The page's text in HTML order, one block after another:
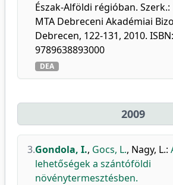
Észak-Alföldi régióban. Szerk.:
MTA Debreceni Akadémiai
Debrecen, 122-131, 2010. ISBN:
9789638893000
DEA
2009
3.Gondola, I., Gocs, L., Nagy, L.:
lehetőségek a szántóföldi
növénytermesztésben.